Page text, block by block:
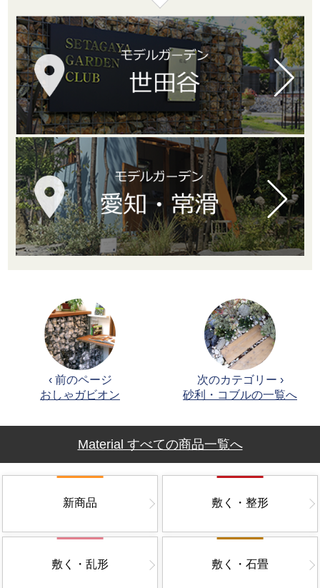
‹ 前のページ
おしゃガビオン
次のカテゴリー ›
砂利・コブルの一覧へ
Material すべての商品一覧へ
新商品 敷く・整形
敷く・乱形 敷く・石畳